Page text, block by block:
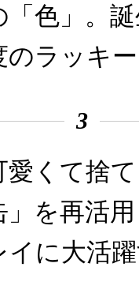
「色」。
のラッキ
3
愛くて捨
」を再活
イに大活